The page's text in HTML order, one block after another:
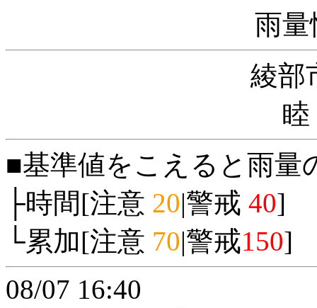
雨量
綾部
■基準値をこえると雨量
├時間[注意 20|警戒 40]
└累加[注意 70|警戒150]
08/07 16:40